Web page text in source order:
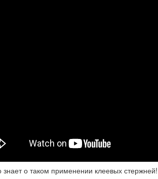
знает о таком применении клеевых